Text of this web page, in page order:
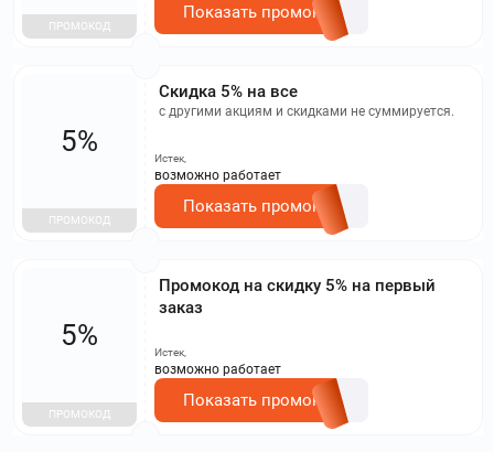
ПРОМОКОД
Показать промокод
Скидка 5% на все
с другими акциям и скидками не суммируется.
5%
ПРОМОКОД
Истек,
возможно работает
Показать промокод
Промокод на скидку 5% на первый
заказ
5%
ПРОМОКОД
Истек,
возможно работает
Показать промокод